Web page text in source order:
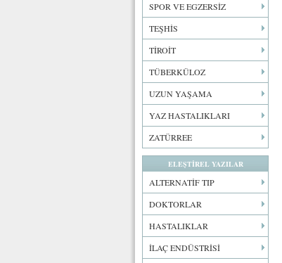
SPOR VE EGZERSİZ
TEŞHİS
TİROİT
TÜBERKÜLOZ
UZUN YAŞAMA
YAZ HASTALIKLARI
ZATÜRREE
ELEŞTİREL YAZILAR
ALTERNATİF TIP
DOKTORLAR
HASTALIKLAR
İLAÇ ENDÜSTRİSİ